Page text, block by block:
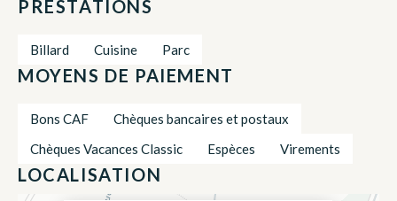
PRESTATIONS
Billard Cuisine Parc
MOYENS DE PAIEMENT
Bons CAF
Chèques bancaires et postaux
Chèques Vacances Classic
Espèces Virements
LOCALISATION